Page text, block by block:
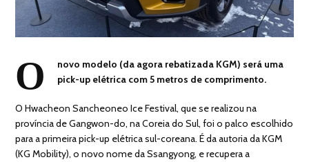
O
novo modelo (da agora rebatizada KGM) será uma
pick-up elétrica com 5 metros de comprimento.
O Hwacheon Sancheoneo Ice Festival, que se realizou na
província de Gangwon-do, na Coreia do Sul, foi o palco escolhido
para a primeira pick-up elétrica sul-coreana. É da autoria da KGM
(KG Mobility), o novo nome da Ssangyong, e recupera a